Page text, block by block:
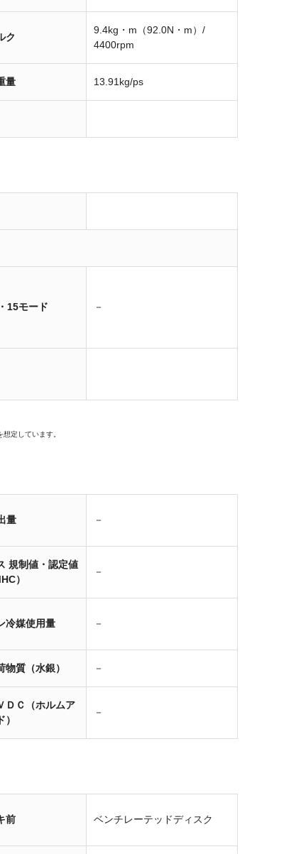
ク
9.4kg・m（92.0N・m）/
4400rpm
量 13.91kg/ps
15モード －
定しています。
量 －
規制値・認定値
）
－
冷媒使用量 －
物質（水銀） －
ＤＣ（ホルムア
－
前 ベンチレーテッドディスク